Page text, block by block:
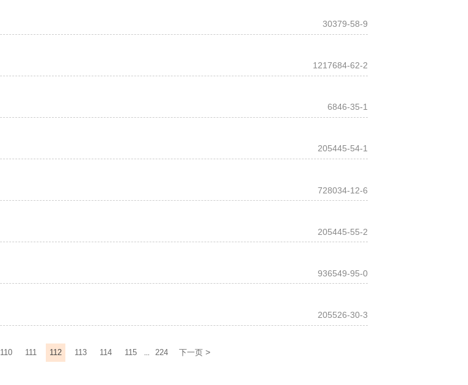
30379-58-9
1217684-62-2
6846-35-1
205445-54-1
728034-12-6
205445-55-2
936549-95-0
205526-30-3
110 111 112 113 114 115 ... 224 下一页 >